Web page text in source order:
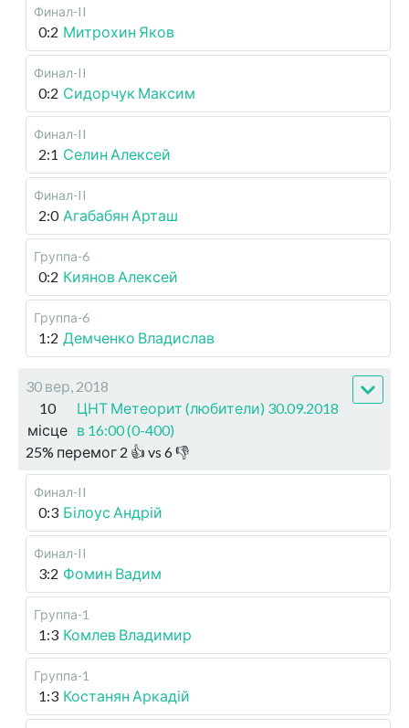
Финал-II
0:2 Митрохин Яков
Финал-II
0:2 Сидорчук Максим
Финал-II
2:1 Селин Алексей
Финал-II
2:0 Агабабян Арташ
Группа-6
0:2 Киянов Алексей
Группа-6
1:2 Демченко Владислав
30 вер, 2018
10
місце
ЦНТ Метеорит (любители) 30.09.2018
в 16:00 (0-400)
25% перемог 2 👍 vs 6👎
Финал-II
0:3 Білоус Андрій
Финал-II
3:2 Фомин Вадим
Группа-1
1:3 Комлев Владимир
Группа-1
1:3 Костанян Аркадій